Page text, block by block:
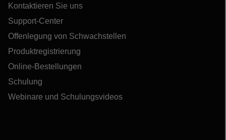
Kontaktieren Sie uns
Support-Center
Offenlegung von Schwachstellen
Produktregistrierung
Online-Bestellungen
Schulung
Webinare und Schulungsvideos